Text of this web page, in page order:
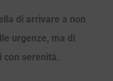
di arrivare a non
urgenze, ma di
con serenità.